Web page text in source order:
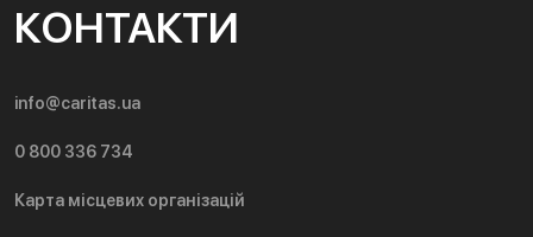
КОНТАКТИ
info@caritas.ua
0 800 336 734
Карта місцевих організацій